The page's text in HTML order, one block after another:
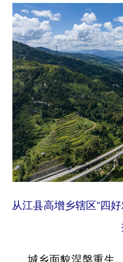
English Español
Русский язык
Deutsch Português
从江县高增乡辖区“四
城乡面貌涅槃重生。